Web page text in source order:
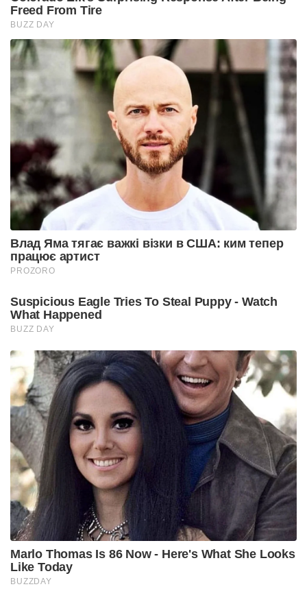
Freed From Tire
BUZZ DAY
Влад Яма тягає важкі візки в США: ким тепер
працює артист
PROZORO
Suspicious Eagle Tries To Steal Puppy - Watch
What Happened
BUZZ DAY
Marlo Thomas Is 86 Now - Here's What She Looks
Like Today
BUZZDAY